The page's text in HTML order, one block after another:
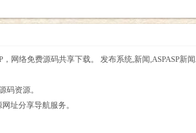
网络免费源码共享下载。 发布系统,新闻,ASPASP新
码资源。
址分享导航服务。